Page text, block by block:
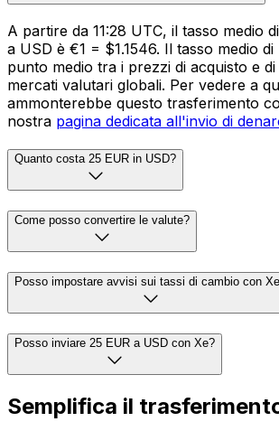
A partire da 11:28 UTC, il tasso medio
a USD è €1 = $1.1546. Il tasso medio
punto medio tra i prezzi di acquisto e
mercati valutari globali. Per vedere a
ammonterebbe questo trasferimento
nostra pagina dedicata all'invio di
Quanto costa 25 EUR in USD?
Come posso convertire le valute?
Posso impostare avvisi sui tassi di cambio con
Posso inviare 25 EUR a USD con Xe?
Semplifica il